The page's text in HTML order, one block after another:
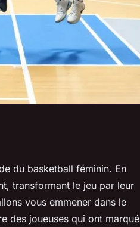
du basketball féminin. En
transformant le jeu par leur
vous emmener dans le
des joueuses qui ont marqué